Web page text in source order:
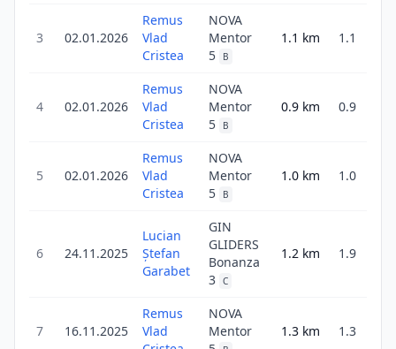
3 02.01.2026
Remus
Vlad
Cristea
NOVA
Mentor
5
B
1.1 km 1.1
4 02.01.2026
Remus
Vlad
Cristea
NOVA
Mentor
5
B
0.9 km 0.9
5 02.01.2026
Remus
Vlad
Cristea
NOVA
Mentor
5
B
1.0 km 1.0
6 24.11.2025
Lucian
Ștefan
Garabet
GIN
GLIDERS
Bonanza
3 C
1.2 km 1.9
7 16.11.2025
Remus
Vlad
NOVA
Mentor
1.3 km 1.3